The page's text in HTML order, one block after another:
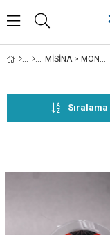
MİSİNA > MONOFLAMENT > VİTO > YEŞİL > 300m
Sıralama